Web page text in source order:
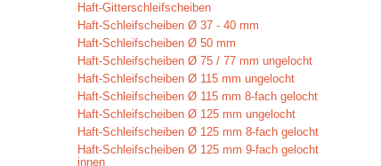
Haft-Gitterschleifscheiben
Haft-Schleifscheiben Ø 37 - 40 mm
Haft-Schleifscheiben Ø 50 mm
Haft-Schleifscheiben Ø 75 / 77 mm ungelocht
Haft-Schleifscheiben Ø 115 mm ungelocht
Haft-Schleifscheiben Ø 115 mm 8-fach gelocht
Haft-Schleifscheiben Ø 125 mm ungelocht
Haft-Schleifscheiben Ø 125 mm 8-fach gelocht
Haft-Schleifscheiben Ø 125 mm 9-fach gelocht
innen